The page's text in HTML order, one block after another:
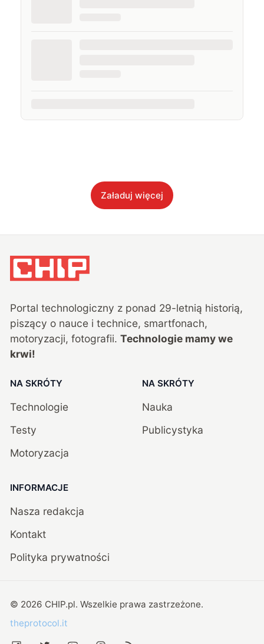
Załaduj więcej
Portal technologiczny z ponad 29-letnią historią,
piszący o nauce i technice, smartfonach,
motoryzacji, fotografii. Technologie mamy we
krwi!
NA SKRÓTY
Technologie
Testy
Motoryzacja
NA SKRÓTY
Nauka
Publicystyka
INFORMACJE
Nasza redakcja
Kontakt
Polityka prywatności
© 2026 CHIP.pl. Wszelkie prawa zastrzeżone.
theprotocol.it